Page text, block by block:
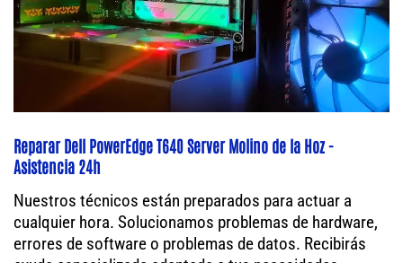
Reparar Dell PowerEdge T640 Server Molino de la Hoz -
Asistencia 24h
Nuestros técnicos están preparados para actuar a
cualquier hora. Solucionamos problemas de hardware,
errores de software o problemas de datos. Recibirás